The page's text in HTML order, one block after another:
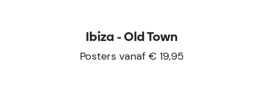
Ibiza - Old Town
Posters vanaf € 19,95